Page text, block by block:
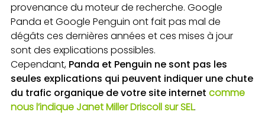
provenance du moteur de recherche. Google
Panda et Google Penguin ont fait pas mal de
dégâts ces dernières années et ces mises à jour
sont des explications possibles.
Cependant, Panda et Penguin ne sont pas les
seules explications qui peuvent indiquer une chute
du trafic organique de votre site internet comme
nous l’indique Janet Miller Driscoll sur SEL.